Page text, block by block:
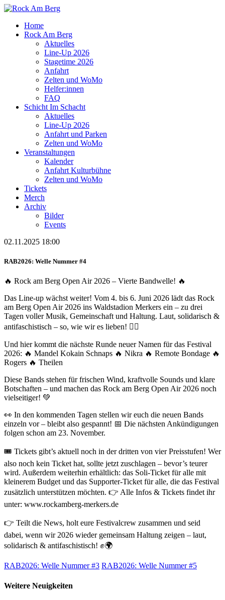
Home
Rock Am Berg
Aktuelles
Line-Up 2026
Stagetime 2026
Anfahrt
Zelten und WoMo
Helfer:innen
FAQ
Schicht Im Schacht
Aktuelles
Line-Up 2026
Anfahrt und Parken
Zelten und WoMo
Veranstaltungen
Kalender
Anfahrt Kulturbühne
Zelten und WoMo
Tickets
Merch
Archiv
Bilder
Events
02.11.2025 18:00
RAB2026: Welle Nummer #4
🔥 Rock am Berg Open Air 2026 – Vierte Bandwelle! 🔥
Das Line-up wächst weiter! Vom 4. bis 6. Juni 2026 lädt das Rock
am Berg Open Air 2026 ins Waldstadion Merkers ein – zu drei
Tagen voller Musik, Gemeinschaft und Haltung. Laut, solidarisch &
antifaschistisch – so, wie wir es lieben! ✊🏼
Und hier kommt die nächste Runde neuer Namen für das Festival
2026: 🔥 Mandel Kokain Schnaps 🔥 Nikra 🔥 Remote Bondage 🔥
Rogers 🔥 Theilen
Diese Bands stehen für frischen Wind, kraftvolle Sounds und klare
Botschaften – und machen das Rock am Berg Open Air 2026 noch
vielseitiger! 💚
👀 In den kommenden Tagen stellen wir euch die neuen Bands
einzeln vor – bleibt also gespannt! 📅 Die nächsten Ankündigungen
folgen schon am 23. November.
🎟️ Tickets gibt’s aktuell noch in der dritten von vier Preisstufen! Wer
also noch kein Ticket hat, sollte jetzt zuschlagen – bevor’s teurer
wird. Außerdem weiterhin erhältlich: das Soli-Ticket für alle mit
kleinerem Budget und das Supporter-Ticket für alle, die das Festival
zusätzlich unterstützen möchten. 👉 Alle Infos & Tickets findet ihr
unter: www.rockamberg-merkers.de
👉 Teilt die News, holt eure Festivalcrew zusammen und seid
dabei, wenn wir 2026 wieder gemeinsam Haltung zeigen – laut,
solidarisch & antifaschistisch! ✊🌍
RAB2026: Welle Nummer #3 RAB2026: Welle Nummer #5
Weitere Neuigkeiten